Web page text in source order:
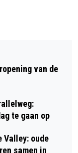
van de
te gaan op
Valley: oude
samen in